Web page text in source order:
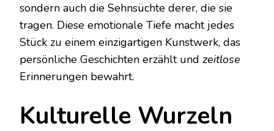
sondern auch die Sehnsüchte derer, die sie
tragen. Diese emotionale Tiefe macht jedes
Stück zu einem einzigartigen Kunstwerk, das
persönliche Geschichten erzählt und zeitlose
Erinnerungen bewahrt.
Kulturelle Wurzeln